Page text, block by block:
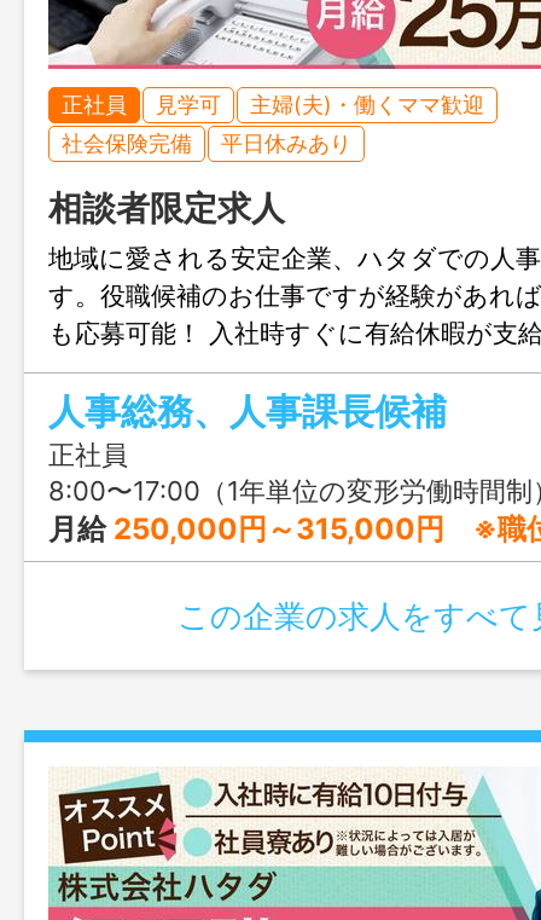
正社員 見学可
主婦(夫)・働くママ歓迎
社会保険完備
平日休みあり
相談者限定求人
地域に愛される安定企業、ハタダでの人
す。役職候補のお仕事ですが経験があれ
も応募可能！ 入社時すぐに有給休暇が支
ハタダの商品を買えるのも嬉しいポイ
かして活躍してみませんか？
人事総務、人事課長候補
正社員
8:00〜17:00（1年単位の変形労働時間制
月給 250,000円～315,000円 ※職位・
この企業の求人をすべて